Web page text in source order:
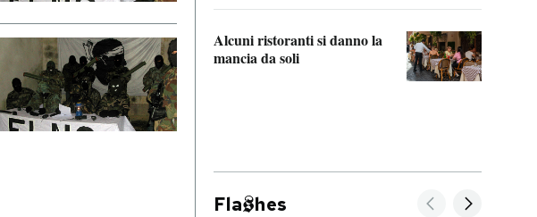
Alcuni ristoranti si danno la
mancia da soli
Fla hes